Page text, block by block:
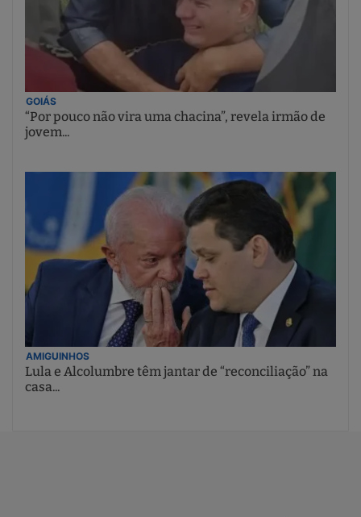
GOIÁS
“Por pouco não vira uma chacina”, revela irmão de
jovem...
AMIGUINHOS
Lula e Alcolumbre têm jantar de “reconciliação” na
casa...